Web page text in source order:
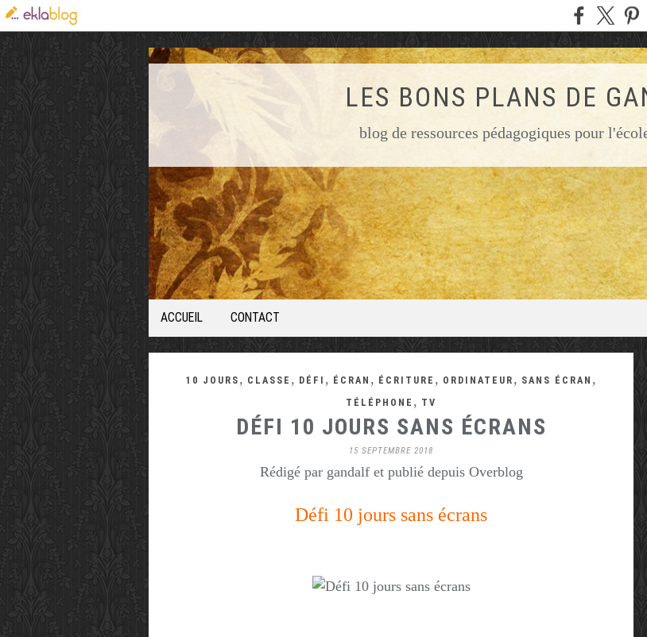
LES BONS PLANS DE
blog de ressources pédagogiques pour
ACCUEIL CONTACT
10 JOURS , CLASSE , DÉFI , ÉCRAN , ÉCRITURE , ORDINATEUR , SANS ÉCRAN ,
TÉLÉPHONE , TV
DÉFI 10 JOURS SANS ÉCRANS
15 SEPTEMBRE 2018
Rédigé par gandalf et publié depuis Overblog
Défi 10 jours sans écrans